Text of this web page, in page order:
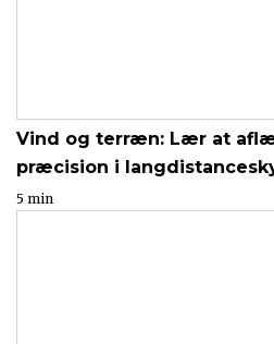
Vind og terræn: Lær at
præcision i
5 min